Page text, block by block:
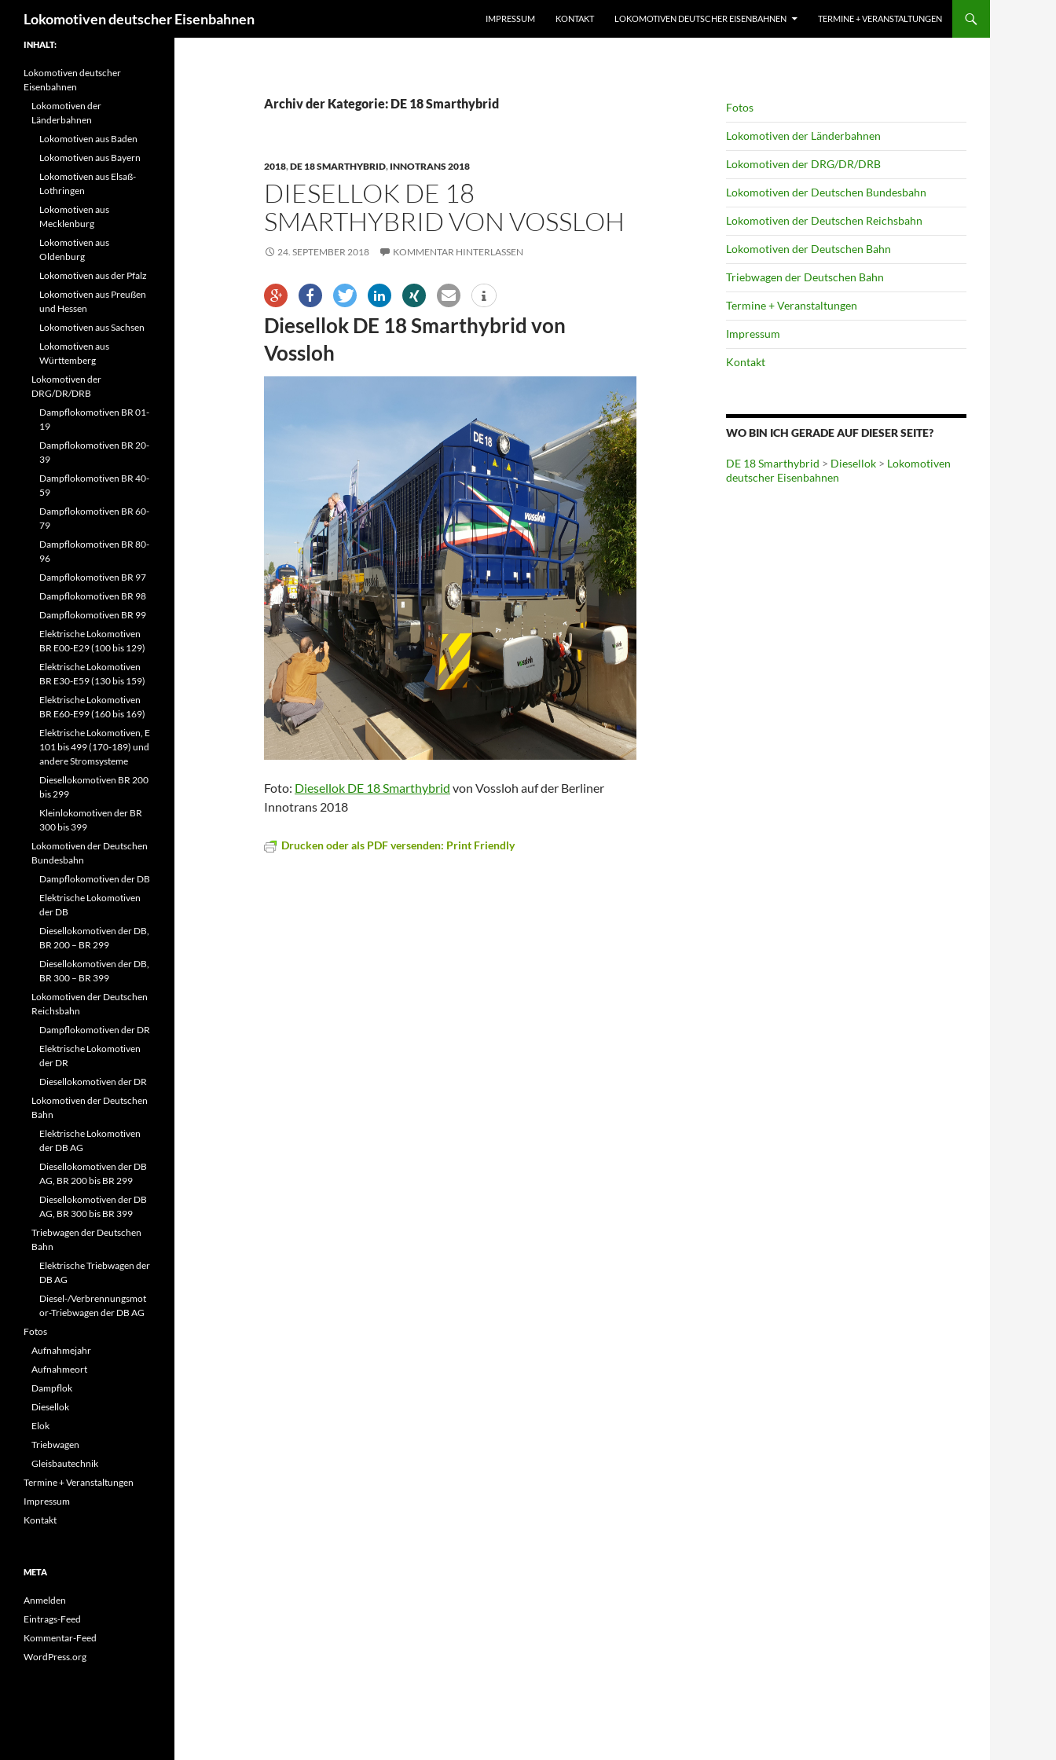
Zum
springen
Lokomotiven deutscher Eisenbahnen IMPRESSUM KONTAKT LOKOMOTIVEN DEUTSCHER EISENBAHNEN TERMINE + VERANSTALTUNGEN
Archiv der Kategorie: DE 18 Smarthybrid
2018,DE 18 SMARTHYBRID, INNOTRANS 2018
DIESELLOK DE 18
SMARTHYBRID VON VOSSLOH
24. SEPTEMBER 2018 KOMMENTAR HINTERLASSEN
Diesellok DE 18 Smarthybrid von
Vossloh
Foto: Diesellok DE 18 Smarthybrid von Vossloh auf der Berliner
Innotrans 2018
Drucken oder als PDF versenden: Print Friendly
Fotos
Lokomotiven der Länderbahnen
Lokomotiven der DRG/DR/DRB
Lokomotiven der Deutschen Bundesbahn
Lokomotiven der Deutschen Reichsbahn
Lokomotiven der Deutschen Bahn
Triebwagen der Deutschen Bahn
Termine + Veranstaltungen
Impressum
Kontakt
WO BIN ICH GERADE AUF DIESER SEITE?
DE 18 Smarthybrid > Diesellok > Lokomotiven
deutscher Eisenbahnen
INHALT:
Lokomotiven deutscher
Eisenbahnen
Lokomotiven der
Länderbahnen
Lokomotiven aus Baden
Lokomotiven aus Bayern
Lokomotiven aus Elsaß-
Lothringen
Lokomotiven aus
Mecklenburg
Lokomotiven aus
Oldenburg
Lokomotiven aus der Pfalz
Lokomotiven aus Preußen
und Hessen
Lokomotiven aus Sachsen
Lokomotiven aus
Württemberg
Lokomotiven der
DRG/DR/DRB
Dampflokomotiven BR 01-
19
Dampflokomotiven BR 20-
39
Dampflokomotiven BR 40-
59
Dampflokomotiven BR 60-
79
Dampflokomotiven BR 80-
96
Dampflokomotiven BR 97
Dampflokomotiven BR 98
Dampflokomotiven BR 99
Elektrische Lokomotiven
BR E00-E29 (100 bis 129)
Elektrische Lokomotiven
BR E30-E59 (130 bis 159)
Elektrische Lokomotiven
BR E60-E99 (160 bis 169)
Elektrische Lokomotiven, E
101 bis 499 (170-189) und
andere Stromsysteme
Diesellokomotiven BR 200
bis 299
Kleinlokomotiven der BR
300 bis 399
Lokomotiven der Deutschen
Bundesbahn
Dampflokomotiven der DB
Elektrische Lokomotiven
der DB
Diesellokomotiven der DB,
BR 200 – BR 299
Diesellokomotiven der DB,
BR 300 – BR 399
Lokomotiven der Deutschen
Reichsbahn
Dampflokomotiven der DR
Elektrische Lokomotiven
der DR
Diesellokomotiven der DR
Lokomotiven der Deutschen
Bahn
Elektrische Lokomotiven
der DB AG
Diesellokomotiven der DB
AG, BR 200 bis BR 299
Diesellokomotiven der DB
AG, BR 300 bis BR 399
Triebwagen der Deutschen
Bahn
Elektrische Triebwagen der
DB AG
Diesel-/Verbrennungsmot
or-Triebwagen der DB AG
Fotos
Aufnahmejahr
Aufnahmeort
Dampflok
Diesellok
Elok
Triebwagen
Gleisbautechnik
Termine + Veranstaltungen
Impressum
Kontakt
META
Anmelden
Eintrags-Feed
Kommentar-Feed
WordPress.org